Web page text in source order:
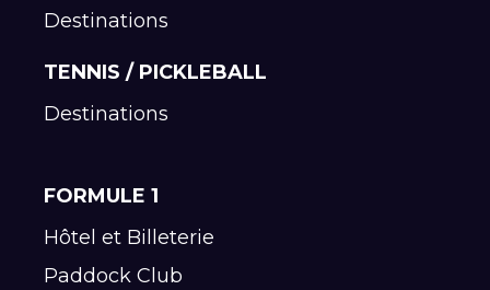
Destinations
TENNIS / PICKLEBALL
Destinations
FORMULE 1
Hôtel et Billeterie
Paddock Club